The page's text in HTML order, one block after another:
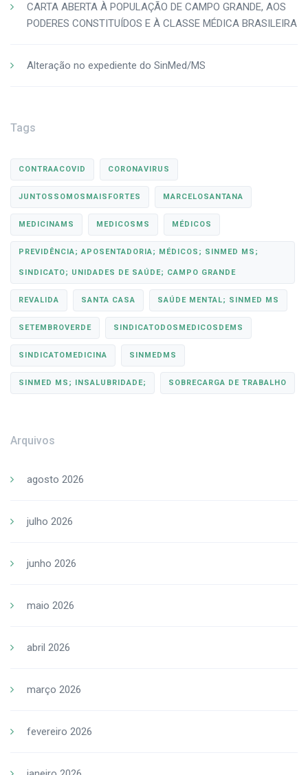
CARTA ABERTA À POPULAÇÃO DE CAMPO GRANDE, AOS
PODERES CONSTITUÍDOS E À CLASSE MÉDICA BRASILEIRA
Alteração no expediente do SinMed/MS
Tags
CONTRAACOVID CORONAVIRUS
JUNTOSSOMOSMAISFORTES MARCELOSANTANA
MEDICINAMS MEDICOSMS MÉDICOS
PREVIDÊNCIA; APOSENTADORIA; MÉDICOS; SINMED MS;
SINDICATO; UNIDADES DE SAÚDE; CAMPO GRANDE
REVALIDA SANTA CASA SAÚDE MENTAL; SINMED MS
SETEMBROVERDE SINDICATODOSMEDICOSDEMS
SINDICATOMEDICINA SINMEDMS
SINMED MS; INSALUBRIDADE; SOBRECARGA DE TRABALHO
Arquivos
agosto 2026
julho 2026
junho 2026
maio 2026
abril 2026
março 2026
fevereiro 2026